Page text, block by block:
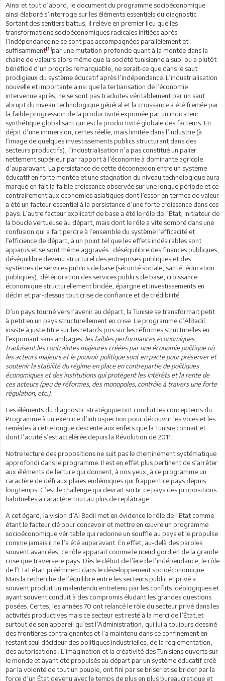
Ainsi et tout d’abord, le document du programme socioéconomique
ainsi élaboré s’interroge sur les éléments essentiels du diagnostic.
Sortant des sentiers battus, il relève en premier lieu que les
transformations socioéconomiques radicales initiées après
l’indépendance ne se sont pas accompagnées parallèlement et
suffisamment[1]par une mutation profonde quant à la montée dans la
chaine de valeurs alors même que la société tunisienne a subi ou a plutôt
bénéficié d’un progrès remarquable, ne serait-ce que dans le saut
prodigieux du système éducatif après l’indépendance. L’industrialisation
nouvelle et importante ainsi que la tertiarisation de l’économie
intervenue après, ne se sont pas traduites véritablement par un saut
abrupt du niveau technologique général et la croissance a été freinée par
la faible progression de la productivité exprimée par un indicateur
synthétique globalisant qui est la productivité globale des facteurs. En
dépit d’une immersion, certes réelle, mais limitée dans l’industrie (à
l’image de quelques investissements publics structurant dans des
secteurs productifs), l’industrialisation n’a pas constitué un palier
nettement supérieur par rapport à l’économie à dominante agricole
d’auparavant. La persistance de cette déconnexion entre un système
éducatif en forte montée et une stagnation du niveau technologique aura
marqué en fait la faible croissance observée sur une longue période et ce
contrairement aux économies asiatiques dont l’essor en termes de valeur
a été un facteur essentiel à la persistance d’une forte croissance dans ces
pays. L’autre facteur explicatif de base a été le rôle de l’État, initiateur de
la boucle vertueuse au départ, mais dont le rôle a vite sombré dans une
confusion qui a fait perdre à l’ensemble du système l’efficacité et
l’efficience de départ, à un point tel que les effets indésirables sont
apparus et se sont même aggravés : déséquilibre des finances publiques,
déséquilibre devenu structurel des entreprises publiques et des
systèmes de services publics de base (sécurité sociale, santé, éducation
publiques), détérioration des services publics de base, croissance
économique structurellement bridée, épargne et investissements en
déclin et par-dessus tout crise de confiance et de crédibilité.
D’un pays tourné vers l’avenir au départ, la Tunisie se transformait petit
à petit en un pays structurellement en crise. Le programme d’AlBadil
insiste à juste titre sur les retards pris sur les réformes structurelles en
l’exprimant sans ambages: les faibles performances économiques
traduisent les contraintes majeures créées par une économie politique où
les acteurs majeurs et le pouvoir politique sont en pacte pour préserver et
soutenir la stabilité du régime en place en contrepartie de politiques
économiques et des institutions qui protègent les intérêts et la rente de
ces acteurs (peu de réformes, des monopoles, contrôle à travers une forte
régulation, etc.).
Les éléments du diagnostic stratégique ont conduit les concepteurs du
Programme à un exercice d’introspection pour découvrir les voies et les
remèdes à cette longue descente aux enfers que la Tunisie connait et
dont l’acuité s’est accélérée depuis la Révolution de 2011.
Notre lecture des propositions ne suit pas le cheminement systématique
approfondi dans le programme. Il est en effet plus pertinent de s’arrêter
aux éléments de lecture qui donnent, à nos yeux, à ce programme un
caractère de défi aux plaies endémiques qui frappent ce pays depuis
longtemps. C’est le challenge qui devrait sortir ce pays des propositions
habituelles à caractère tout au plus de replâtrage.
A cet égard, la vision d’Al Badil met en évidence le rôle de l’Etat comme
étant le facteur clé pour concevoir et mettre en œuvre un programme
socioéconomique véritable qui redonne un souffle au pays et le propulse
comme jamais il ne l’a été auparavant. En effet, au-delà des paroles
souvent avancées, ce rôle apparait comme le nœud gordien de la grande
crise que traverse le pays. Dès le début de l’ère de l’indépendance, le rôle
de l’Etat était prééminent dans le développement socioéconomique.
Mais la recherche de l’équilibre entre les secteurs public et privé a
souvent produit un malentendu entretenu par les conflits idéologiques et
ayant souvent conduit à des compromis éludant les grandes questions
posées. Certes, les années 70 ont relancé le rôle du secteur privé dans les
activités productives mais ce secteur est resté à la merci de l’État,et
surtout de son appareil qu’est l’Administration, qui lui a toujours dessiné
des frontières contraignantes et l’a maintenu dans ce confinement en
restant seul décideur des politiques industrielles, de la réglementation,
des autorisations…L’imagination et la créativité des Tunisiens ouverts sur
le monde et ayant été propulsés au départ par un système éducatif créé
par la volonté de tout un peuple, ont fini par se briser et se brider par la
force d’un État devenu avec le temps de plus en plus bureaucratique et